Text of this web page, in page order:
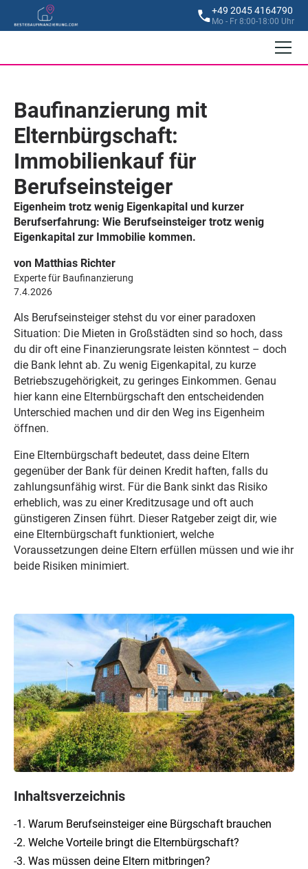
+49 2045 4164790
Mo - Fr 8:00-18:00 Uhr
Baufinanzierung mit
Elternbürgschaft:
Immobilienkauf für
Berufseinsteiger
Eigenheim trotz wenig Eigenkapital und kurzer
Berufserfahrung: Wie Berufseinsteiger trotz wenig
Eigenkapital zur Immobilie kommen.
von Matthias Richter
Experte für Baufinanzierung
7.4.2026
Als Berufseinsteiger stehst du vor einer paradoxen
Situation: Die Mieten in Großstädten sind so hoch, dass
du dir oft eine Finanzierungsrate leisten könntest – doch
die Bank lehnt ab. Zu wenig Eigenkapital, zu kurze
Betriebszugehörigkeit, zu geringes Einkommen. Genau
hier kann eine Elternbürgschaft den entscheidenden
Unterschied machen und dir den Weg ins Eigenheim
öffnen.
Eine Elternbürgschaft bedeutet, dass deine Eltern
gegenüber der Bank für deinen Kredit haften, falls du
zahlungsunfähig wirst. Für die Bank sinkt das Risiko
erheblich, was zu einer Kreditzusage und oft auch
günstigeren Zinsen führt. Dieser Ratgeber zeigt dir, wie
eine Elternbürgschaft funktioniert, welche
Voraussetzungen deine Eltern erfüllen müssen und wie ihr
beide Risiken minimiert.
Inhaltsverzeichnis
-1. Warum Berufseinsteiger eine Bürgschaft brauchen
-2. Welche Vorteile bringt die Elternbürgschaft?
-3. Was müssen deine Eltern mitbringen?